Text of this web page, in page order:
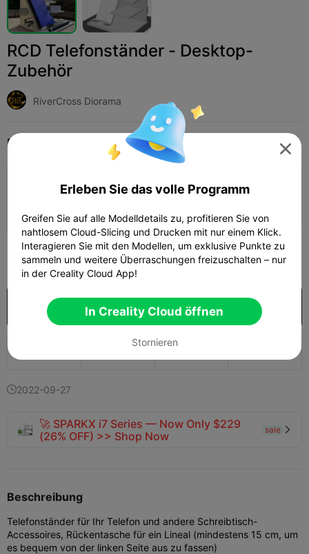
RCD Telefonständer - Desktop-
Zubehör
RiverCross Diorama
Print Settings Hinzufügen Haushalt Werkzeuge & Ersatzteile 
 Druckkonfiguration hinzufügen
500 
Kaufen
2022-09-27
🚀 SPARKX i7 Series — Now Only $229
(26% OFF) >> Shop Now
sale 
Beschreibung
Telefonständer für Ihr Telefon und andere Schreibtisch-
Accessoires, Rückentasche für ein Lineal (mindestens 15 cm, um
es bequem von der linken Seite aus zu fassen)

Erleben Sie das volle Programm
Greifen Sie auf alle Modelldetails zu, profitieren Sie von
nahtlosem Cloud-Slicing und Drucken mit nur einem Klick.
Interagieren Sie mit den Modellen, um exklusive Punkte zu
sammeln und weitere Überraschungen freizuschalten – nur
in der Creality Cloud App!
In Creality Cloud öffnen
Stornieren